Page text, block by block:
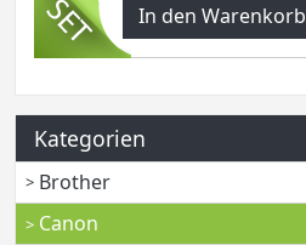
In den Warenkorb
Kategorien
Brother
Canon